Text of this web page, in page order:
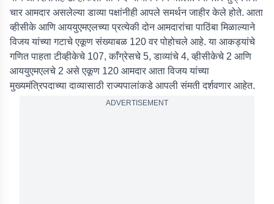
चार आमदार असलेल्या डाव्या पक्षांनीही आपले समर्थन जाहीर केले होते. आता
व्हीसीके आणि आययुएमएलच्या प्रत्येकी दोन आमदारांचा पाठिंबा मिळाल्याने
विजय यांच्या गटाचे एकूण संख्याबळ 120 वर पोहोचले आहे. या आकड्यांचे
गणित पाहता टीव्हीकेचे 107, काँग्रेसचे 5, डाव्यांचे 4, व्हीसीकेचे 2 आणि
आययुएमएलचे 2 असे एकूण 120 आमदार आता विजय यांच्या
मुख्यमंत्रिपदाच्या दाव्यासाठी राज्यपालांकडे आपली संमती दर्शवणार आहेत.
ADVERTISEMENT